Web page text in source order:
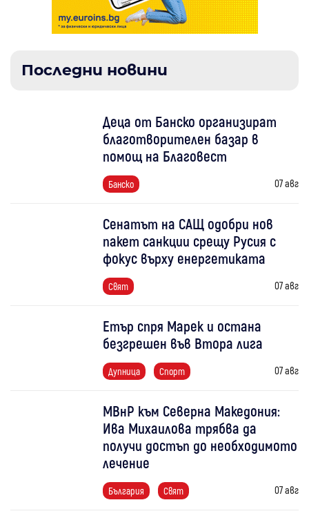
Последни новини
Деца от Банско организират
благотворителен базар в
помощ на Благовест
Банско 07 авг
Сенатът на САЩ одобри нов
пакет санкции срещу Русия с
фокус върху енергетиката
Свят 07 авг
Етър спря Марек и остана
безгрешен във Втора лига
Дупница Спорт 07 авг
МВнР към Северна Македония:
Ива Михаилова трябва да
получи достъп до необходимото
лечение
България Свят 07 авг